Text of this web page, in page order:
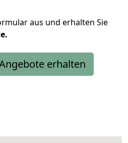
aus und erhalten Sie
erhalten